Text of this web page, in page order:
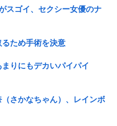
スゴイ、セクシー女優のナ
ため手術を決意
まりにもデカいパイパイ
（さかなちゃん）、レインボ